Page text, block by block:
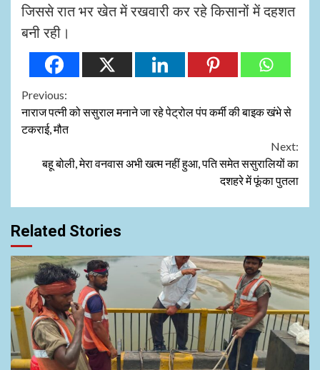
जिससे रात भर खेत में रखवारी कर रहे किसानों में दहशत
बनी रही।
Continue
Reading
Previous:
नाराज पत्नी को ससुराल मनाने जा रहे पेट्रोल पंप कर्मी की बाइक खंभे से
टकराई, मौत
Next:
बहू बोली, मेरा वनवास अभी खत्म नहीं हुआ, पति समेत ससुरालियों का
दशहरे में फूंका पुतला
Related Stories